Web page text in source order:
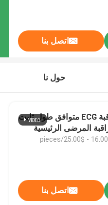
اتصل بنا
حول نا
سلك مراقبة ECG متوافق طول ثابت
اتصل بنا